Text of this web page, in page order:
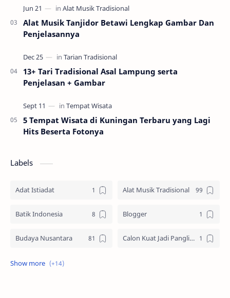
Alat Musik Tanjidor Betawi Lengkap Gambar Dan
Penjelasannya
13+ Tari Tradisional Asal Lampung serta
Penjelasan + Gambar
5 Tempat Wisata di Kuningan Terbaru yang Lagi
Hits Beserta Fotonya
Labels
Adat Istiadat Alat Musik Tradisional
Batik Indonesia Blogger
Budaya Nusantara Calon Kuat Jadi Panglima TNI
Jasa website